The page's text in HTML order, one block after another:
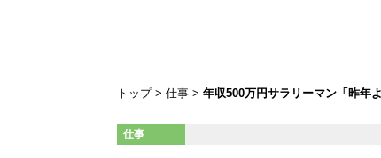
トップ 仕事
年収500万円サラリーマン「昨年
仕事